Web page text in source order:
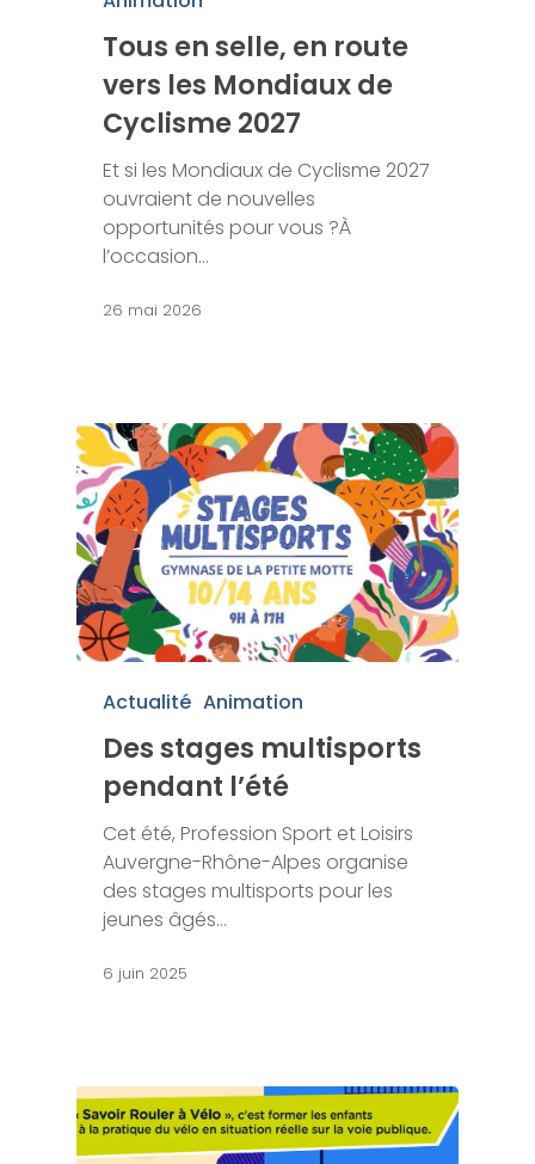
Tous en selle, en route
vers les Mondiaux de
Cyclisme 2027
Et si les Mondiaux de Cyclisme 2027
ouvraient de nouvelles
opportunités pour vous ?À
l’occasion…
26 mai 2026
Actualité Animation
Des stages multisports
pendant l’été
Cet été, Profession Sport et Loisirs
Auvergne-Rhône-Alpes organise
des stages multisports pour les
jeunes âgés…
6 juin 2025